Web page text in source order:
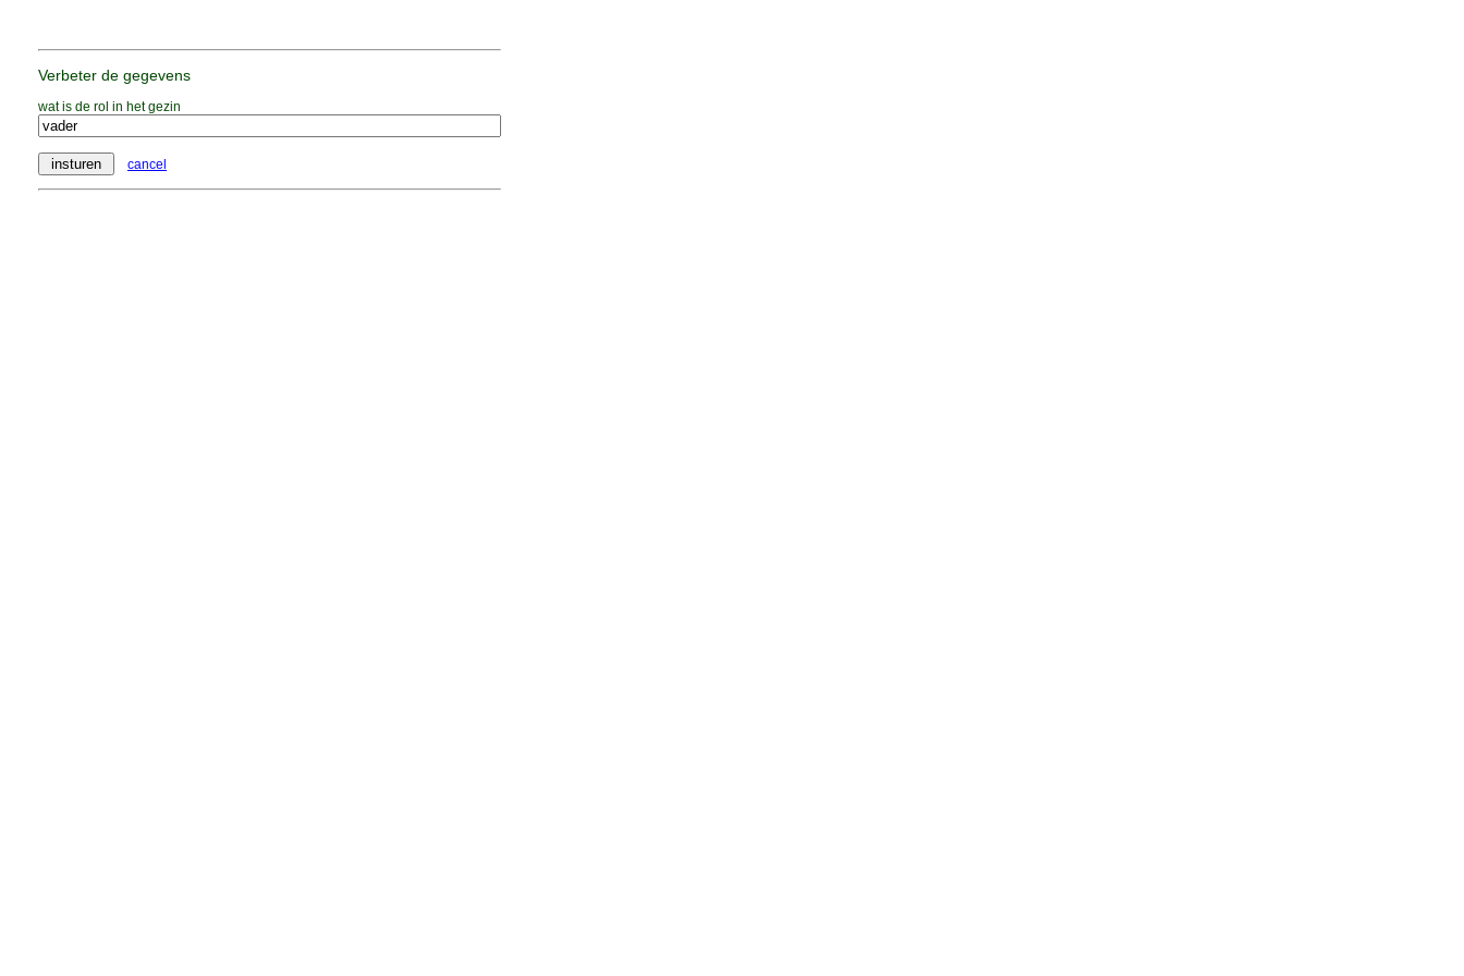
Verbeter de gegevens
wat is de rol in het gezin
cancel